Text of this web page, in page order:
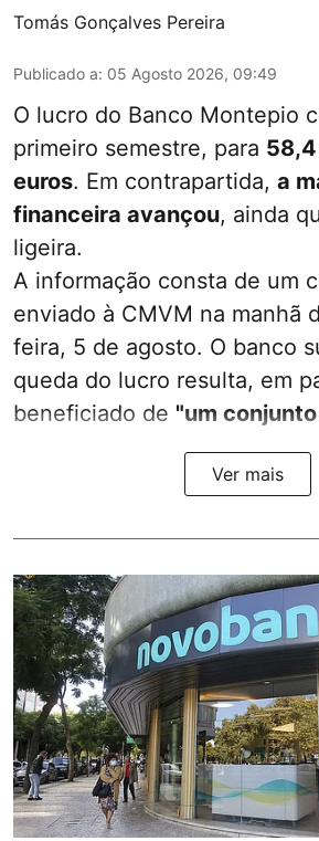
Tomás Gonçalves Pereira
Publicado a: 05 Agosto 2026, 09:49
O lucro do Banco Montepio
primeiro semestre, para
euros. Em contrapartida, a
financeira avançou, ainda
ligeira.
A informação consta de um
enviado à CMVM na manhã
feira, 5 de agosto. O banco
queda do lucro resulta, em
beneficiado de "um
Ver mais